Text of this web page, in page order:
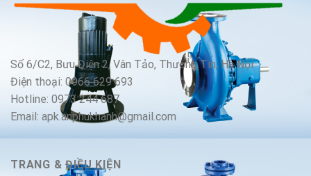
Số 6/C2, Bưu Điện 2, Vân Tảo, Thường Tín, Hà Nội
Điện thoại: 0966 629 693
Hotline: 0973 244 687
Email: apk.anphukhanh@gmail.com
TRANG & ĐIỀU KIỆN